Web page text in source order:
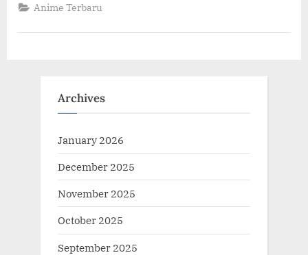
Rilis
Resmi
Anime Terbaru
Archives
January 2026
December 2025
November 2025
October 2025
September 2025